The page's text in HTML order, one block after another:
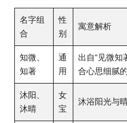
名字组
合
性
别
寓意解析
知微、
知著
通
用
出自“见微知
合心思细腻
沐阳、
沐晴
女
宝
沐浴阳光与